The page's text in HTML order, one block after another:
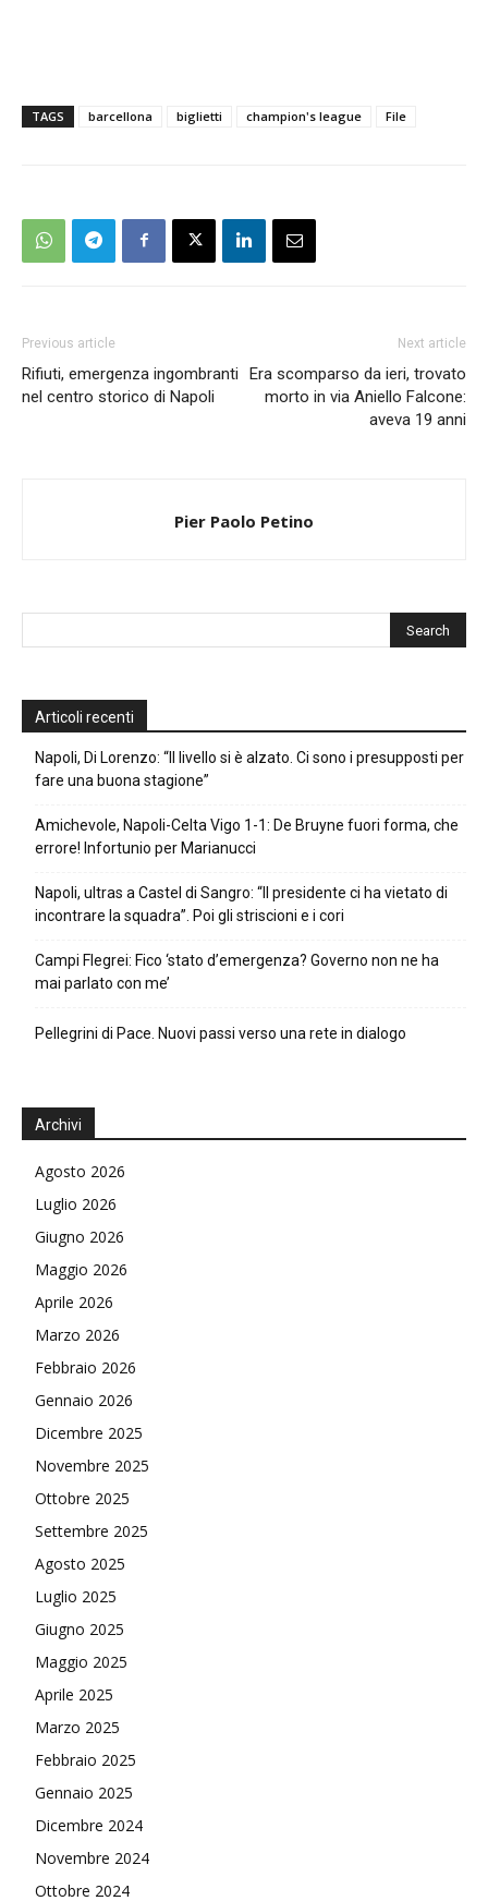
TAGS barcellona biglietti champion's league File
Previous article
Rifiuti, emergenza ingombranti
nel centro storico di Napoli
Next article
Era scomparso da ieri, trovato
morto in via Aniello Falcone:
aveva 19 anni
Pier Paolo Petino
Articoli recenti
Napoli, Di Lorenzo: “Il livello si è alzato. Ci sono i presupposti per
fare una buona stagione”
Amichevole, Napoli-Celta Vigo 1-1: De Bruyne fuori forma, che
errore! Infortunio per Marianucci
Napoli, ultras a Castel di Sangro: “Il presidente ci ha vietato di
incontrare la squadra”. Poi gli striscioni e i cori
Campi Flegrei: Fico ‘stato d’emergenza? Governo non ne ha
mai parlato con me’
Pellegrini di Pace. Nuovi passi verso una rete in dialogo
Archivi
Agosto 2026
Luglio 2026
Giugno 2026
Maggio 2026
Aprile 2026
Marzo 2026
Febbraio 2026
Gennaio 2026
Dicembre 2025
Novembre 2025
Ottobre 2025
Settembre 2025
Agosto 2025
Luglio 2025
Giugno 2025
Maggio 2025
Aprile 2025
Marzo 2025
Febbraio 2025
Gennaio 2025
Dicembre 2024
Novembre 2024
Ottobre 2024